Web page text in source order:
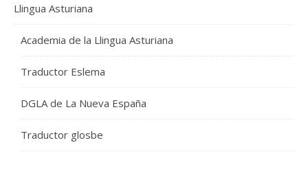
Llingua Asturiana
Academia de la Llingua Asturiana
Traductor Eslema
DGLA de La Nueva España
Traductor glosbe